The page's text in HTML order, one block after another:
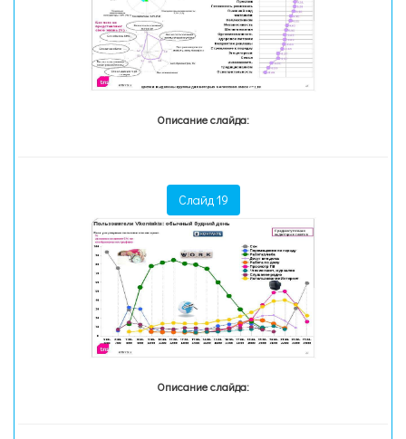
Описание слайда:
Слайд 19
Описание слайда: